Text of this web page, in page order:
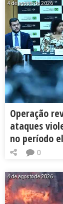
4 de agosto de 2026
Operação
ataques
no período
0
4 de agosto de 2026